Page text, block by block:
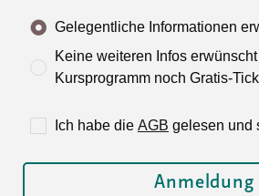
Gelegentliche Informationen
Keine weiteren Infos
Kursprogramm noch Gratis-
Ich habe die AGB gelesen und